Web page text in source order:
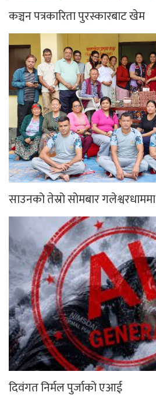
कञ्चन पत्रकारिता पुरस्कारबाट खेम
साउनको तेस्रो सोमबार गलेश्वरधाममा
दिवंगत निर्मल पुर्जाको एआई